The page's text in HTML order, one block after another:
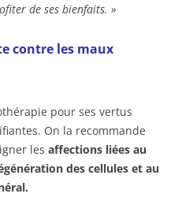
de ses bienfaits. »
contre les maux
pour ses vertus
On la recommande
les affections liées au
des cellules et au